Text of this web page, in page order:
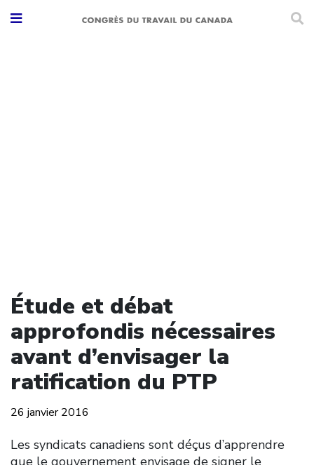
Étude et débat
approfondis nécessaires
avant d’envisager la
ratification du PTP
26 janvier 2016
Les syndicats canadiens sont déçus d’apprendre
que le gouvernement envisage de signer le